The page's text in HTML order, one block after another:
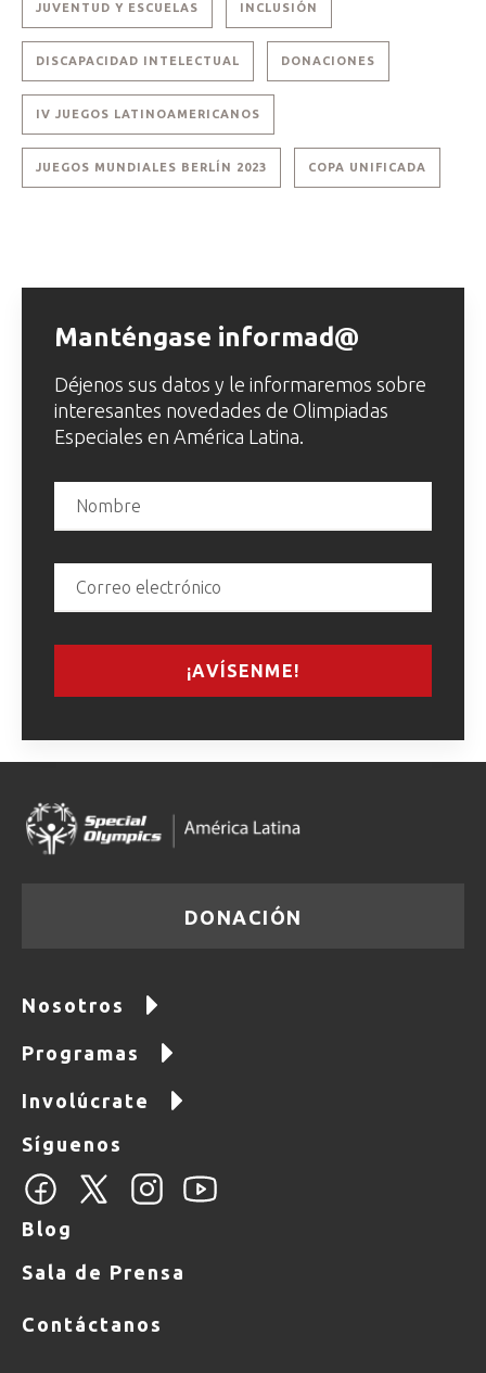
JUVENTUD Y ESCUELAS INCLUSIÓN
DISCAPACIDAD INTELECTUAL DONACIONES
IV JUEGOS LATINOAMERICANOS
JUEGOS MUNDIALES BERLÍN 2023 COPA UNIFICADA
Manténgase informad@
Déjenos sus datos y le informaremos sobre
interesantes novedades de Olimpiadas
Especiales en América Latina.
¡AVÍSENME!
DONACIÓN
Nosotros
Programas
Involúcrate
Síguenos
Blog
Sala de Prensa
Contáctanos